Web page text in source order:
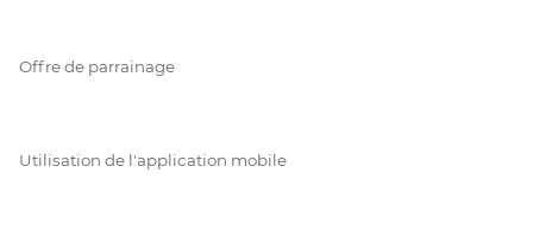
Offre de parrainage
Utilisation de l'application mobile